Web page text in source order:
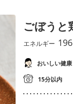
ごぼうと
エネルギー 196
おいしい健康
15分以内